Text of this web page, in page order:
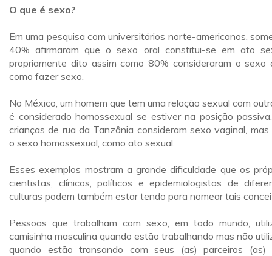
O que é sexo?
Em uma pesquisa com universitários norte-americanos,
40% afirmaram que o sexo oral constitui-se em ato
propriamente dito assim como 80% consideraram o sexo
como fazer sexo.
No México, um homem que tem uma relação sexual com
é considerado homossexual se estiver na posição
crianças de rua da Tanzânia consideram sexo vaginal, mas
o sexo homossexual, como ato sexual.
Esses exemplos mostram a grande dificuldade que os
cientistas, clínicos, políticos e epidemiologistas de
culturas podem também estar tendo para nomear tais
Pessoas que trabalham com sexo, em todo mundo,
camisinha masculina quando estão trabalhando mas não
quando estão transando com seus (as) parceiros (as)